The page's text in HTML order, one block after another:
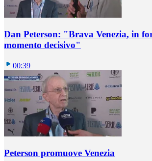
Dan Peterson: "Brava Venezia, in
momento decisivo"
00:39
Peterson promuove Venezia